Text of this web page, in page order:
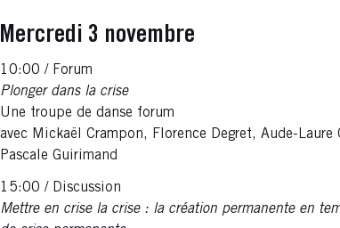
Mercredi 3 novembre
10:00 / Forum
Plonger dans la crise
Une troupe de danse forum
avec Mickaël Crampon, Florence Degret, Aude-Laure
Pascale Guirimand
15:00 / Discussion
Mettre en crise la crise : la création permanente en